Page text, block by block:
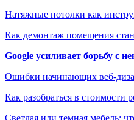
Натяжные потолки как
Как демонтаж помещения
Google усиливает борьбу с
Ошибки начинающих веб-
Как разобраться в стоимости